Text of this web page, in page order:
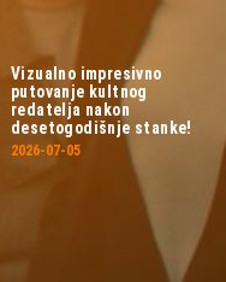
Vizualno impresivno
putovanje kultnog
redatelja nakon
desetogodišnje stanke!
2026-07-05